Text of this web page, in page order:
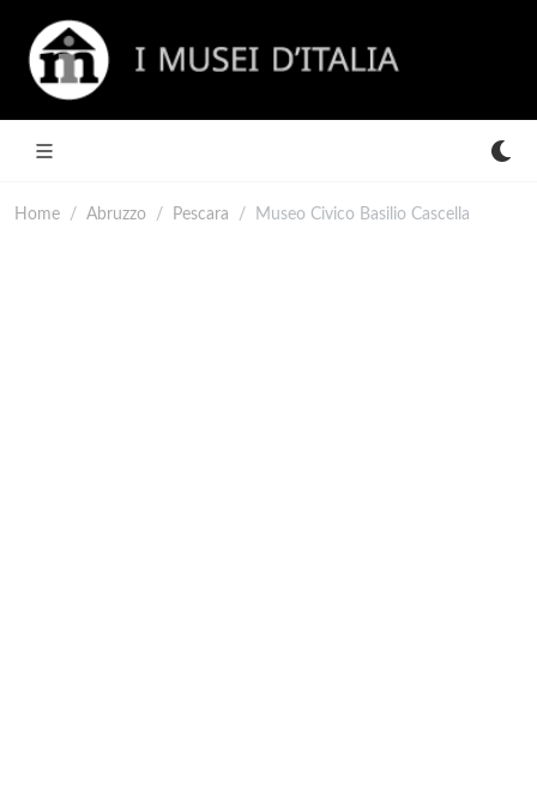
Home Abruzzo Pescara Museo Civico Basilio Cascella